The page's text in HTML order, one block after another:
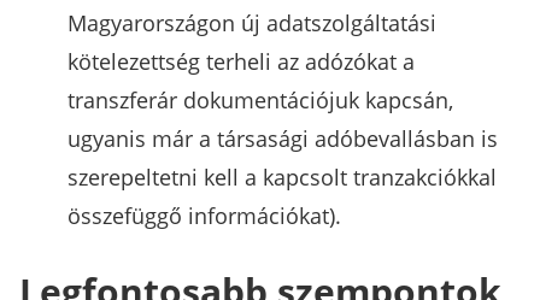
Magyarországon új adatszolgáltatási
kötelezettség terheli az adózókat a
transzferár dokumentációjuk kapcsán,
ugyanis már a társasági adóbevallásban is
szerepeltetni kell a kapcsolt tranzakciókkal
összefüggő információkat).